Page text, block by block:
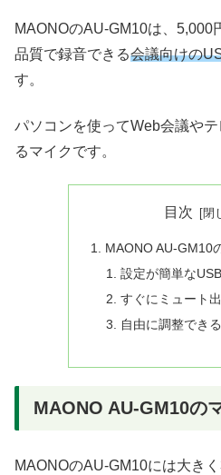
MAONOのAU-GM10は、5,000
品質で録音できる会議向けの
す。
パソコンを使ってWeb会議や
るマイクです。
目次
MAONO AU-GM10
設定が簡単な
すぐにミュート
自由に調整でき
MAONO AU-GM10の
MAONOのAU-GM10には大き